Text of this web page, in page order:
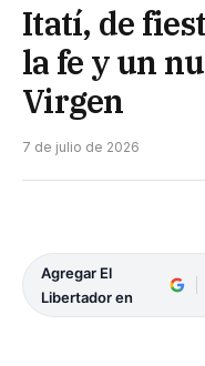
Itatí, de
la fe y un
Virgen
7 de julio de 2026
Agregar El
Libertador en